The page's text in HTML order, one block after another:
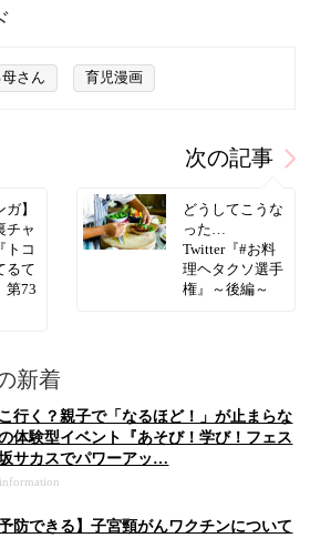
さん 育児漫画
ガ】
チャ
トコ
るて
第73
次の記事
どうしてこうな
った…
Twitter『#お料
理ヘタクソ選手
権』～後編～
新着
行く？親子で「なるほど！」が止まらな
体験型イベント『あそび！学び！フェス
サカスでパワーアッ…
information
予防できる】子宮頸がんワクチンについて